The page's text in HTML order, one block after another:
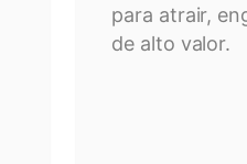
para atrair,
de alto valor.